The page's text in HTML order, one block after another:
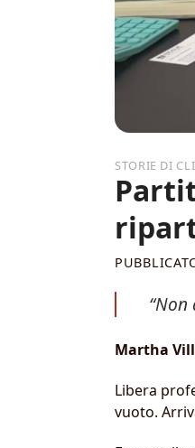
Martha
Libera
vuoto.